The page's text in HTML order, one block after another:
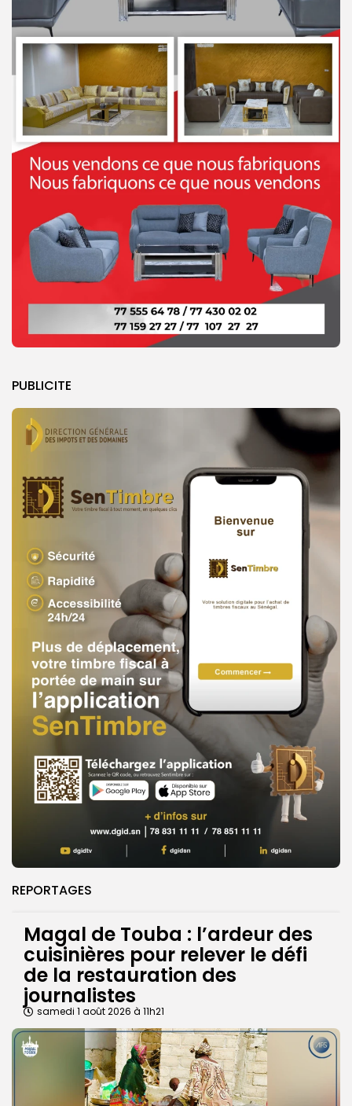
PUBLICITE
REPORTAGES
Magal de Touba : l’ardeur des
cuisinières pour relever le défi
de la restauration des
journalistes
samedi 1 août 2026 à 11h21